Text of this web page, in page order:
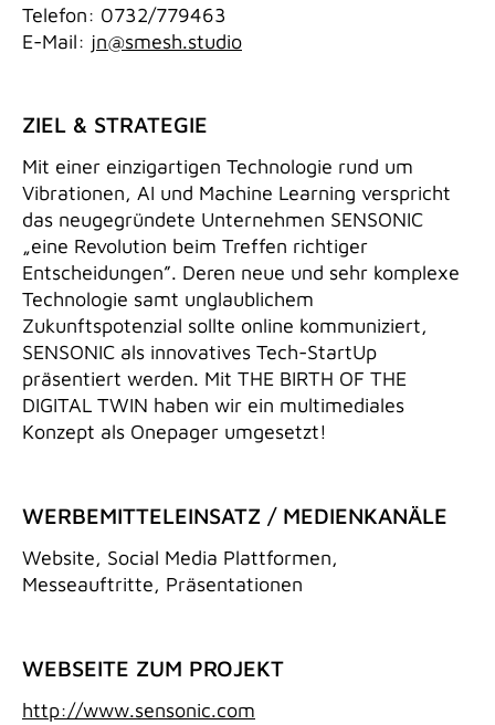
Telefon: 0732/779463
E-Mail: jn@smesh.studio
ZIEL & STRATEGIE
Mit einer einzigartigen Technologie rund um
Vibrationen, AI und Machine Learning verspricht
das neugegründete Unternehmen SENSONIC
„eine Revolution beim Treffen richtiger
Entscheidungen”. Deren neue und sehr komplexe
Technologie samt unglaublichem
Zukunftspotenzial sollte online kommuniziert,
SENSONIC als innovatives Tech-StartUp
präsentiert werden. Mit THE BIRTH OF THE
DIGITAL TWIN haben wir ein multimediales
Konzept als Onepager umgesetzt!
WERBEMITTELEINSATZ / MEDIENKANÄLE
Website, Social Media Plattformen,
Messeauftritte, Präsentationen
WEBSEITE ZUM PROJEKT
http://www.sensonic.com